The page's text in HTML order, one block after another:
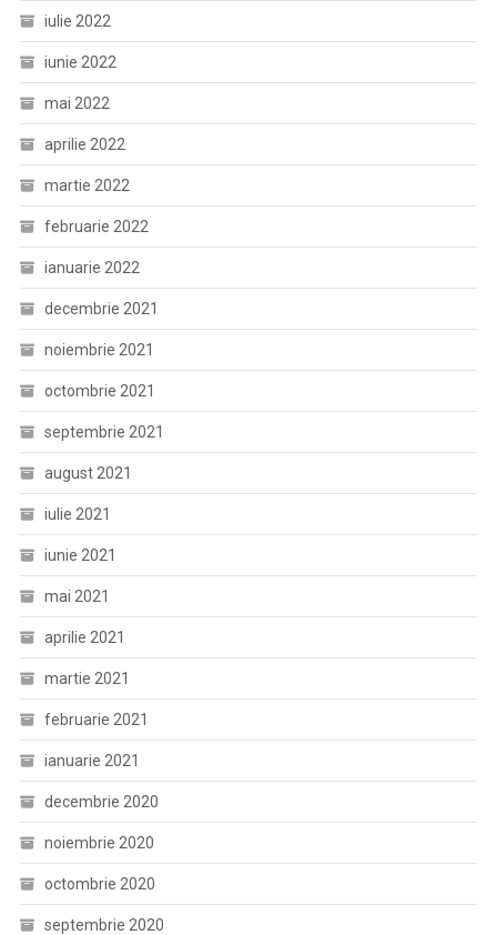
iulie 2022
iunie 2022
mai 2022
aprilie 2022
martie 2022
februarie 2022
ianuarie 2022
decembrie 2021
noiembrie 2021
octombrie 2021
septembrie 2021
august 2021
iulie 2021
iunie 2021
mai 2021
aprilie 2021
martie 2021
februarie 2021
ianuarie 2021
decembrie 2020
noiembrie 2020
octombrie 2020
septembrie 2020